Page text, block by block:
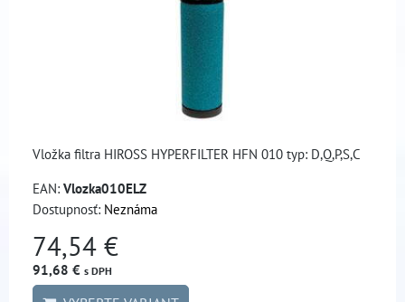
Vložka filtra HIROSS HYPERFILTER HFN 010 typ: D,Q,P,S,C
EAN: Vlozka010ELZ
Dostupnosť: Neznáma
74,54 €
91,68 € s DPH